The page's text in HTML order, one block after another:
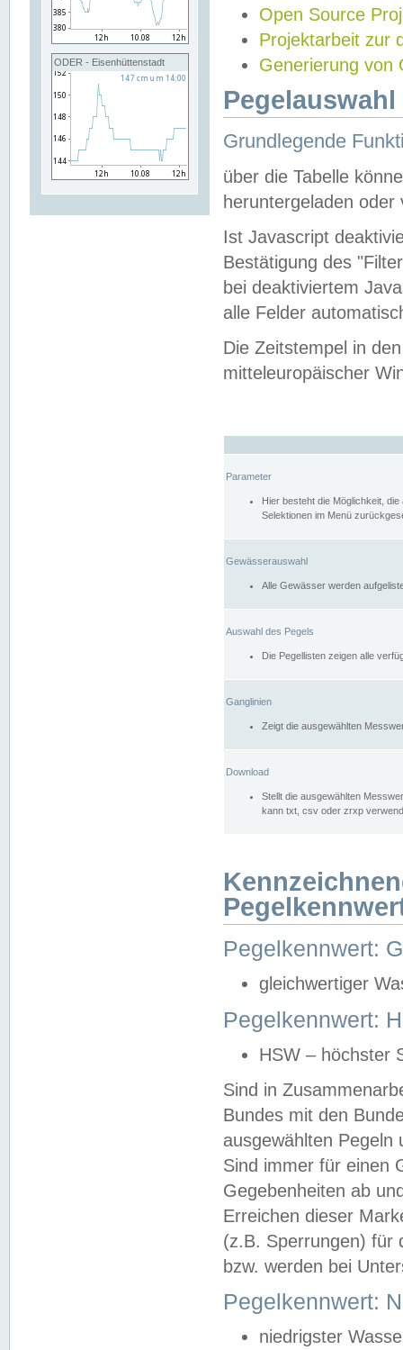
ODER - Eisenhüttenstadt
Open Source
Projektarbeit zur
Generierung von
Grundlegende
über die Tabelle
heruntergeladen oder
Ist Javascript
Bestätigung des
bei deaktiviertem
alle Felder
Die Zeitstempel in
mitteleuropäischer
Parameter
Hier besteht die Möglichkeit,
Selektionen im Menü
Gewässerauswahl
Alle Gewässer werden
Auswahl des Pegels
Die Pegellisten zeigen alle
Ganglinien
Zeigt die ausgewählten
Download
Stellt die ausgewählten
kann txt, csv oder zrxp
Pegelkennwert:
gleichwertiger
Pegelkennwert:
HSW – höchster
Sind in
Bundes mit den
ausgewählten
Sind immer für einen
Gegebenheiten ab
Erreichen dieser
(z.B. Sperrungen) für
bzw. werden bei
Pegelkennwert:
niedrigster